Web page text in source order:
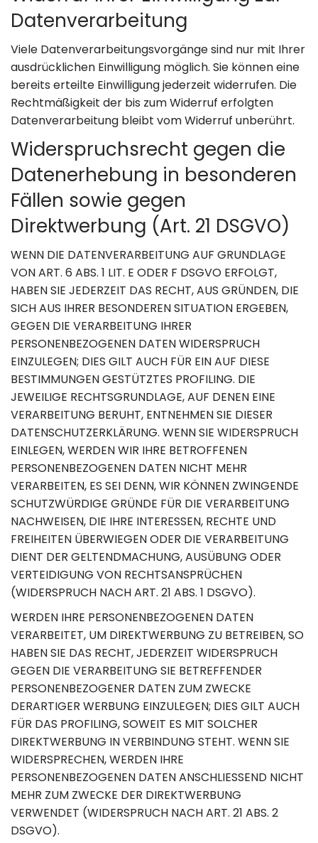
Datenverarbeitung
Viele Datenverarbeitungsvorgänge sind nur mit Ihrer
ausdrücklichen Einwilligung möglich. Sie können eine
bereits erteilte Einwilligung jederzeit widerrufen. Die
Rechtmäßigkeit der bis zum Widerruf erfolgten
Datenverarbeitung bleibt vom Widerruf unberührt.
Widerspruchsrecht gegen die
Datenerhebung in besonderen
Fällen sowie gegen
Direktwerbung (Art. 21 DSGVO)
WENN DIE DATENVERARBEITUNG AUF GRUNDLAGE
VON ART. 6 ABS. 1 LIT. E ODER F DSGVO ERFOLGT,
HABEN SIE JEDERZEIT DAS RECHT, AUS GRÜNDEN, DIE
SICH AUS IHRER BESONDEREN SITUATION ERGEBEN,
GEGEN DIE VERARBEITUNG IHRER
PERSONENBEZOGENEN DATEN WIDERSPRUCH
EINZULEGEN; DIES GILT AUCH FÜR EIN AUF DIESE
BESTIMMUNGEN GESTÜTZTES PROFILING. DIE
JEWEILIGE RECHTSGRUNDLAGE, AUF DENEN EINE
VERARBEITUNG BERUHT, ENTNEHMEN SIE DIESER
DATENSCHUTZERKLÄRUNG. WENN SIE WIDERSPRUCH
EINLEGEN, WERDEN WIR IHRE BETROFFENEN
PERSONENBEZOGENEN DATEN NICHT MEHR
VERARBEITEN, ES SEI DENN, WIR KÖNNEN ZWINGENDE
SCHUTZWÜRDIGE GRÜNDE FÜR DIE VERARBEITUNG
NACHWEISEN, DIE IHRE INTERESSEN, RECHTE UND
FREIHEITEN ÜBERWIEGEN ODER DIE VERARBEITUNG
DIENT DER GELTENDMACHUNG, AUSÜBUNG ODER
VERTEIDIGUNG VON RECHTSANSPRÜCHEN
(WIDERSPRUCH NACH ART. 21 ABS. 1 DSGVO).
WERDEN IHRE PERSONENBEZOGENEN DATEN
VERARBEITET, UM DIREKTWERBUNG ZU BETREIBEN, SO
HABEN SIE DAS RECHT, JEDERZEIT WIDERSPRUCH
GEGEN DIE VERARBEITUNG SIE BETREFFENDER
PERSONENBEZOGENER DATEN ZUM ZWECKE
DERARTIGER WERBUNG EINZULEGEN; DIES GILT AUCH
FÜR DAS PROFILING, SOWEIT ES MIT SOLCHER
DIREKTWERBUNG IN VERBINDUNG STEHT. WENN SIE
WIDERSPRECHEN, WERDEN IHRE
PERSONENBEZOGENEN DATEN ANSCHLIESSEND NICHT
MEHR ZUM ZWECKE DER DIREKTWERBUNG
VERWENDET (WIDERSPRUCH NACH ART. 21 ABS. 2
DSGVO).